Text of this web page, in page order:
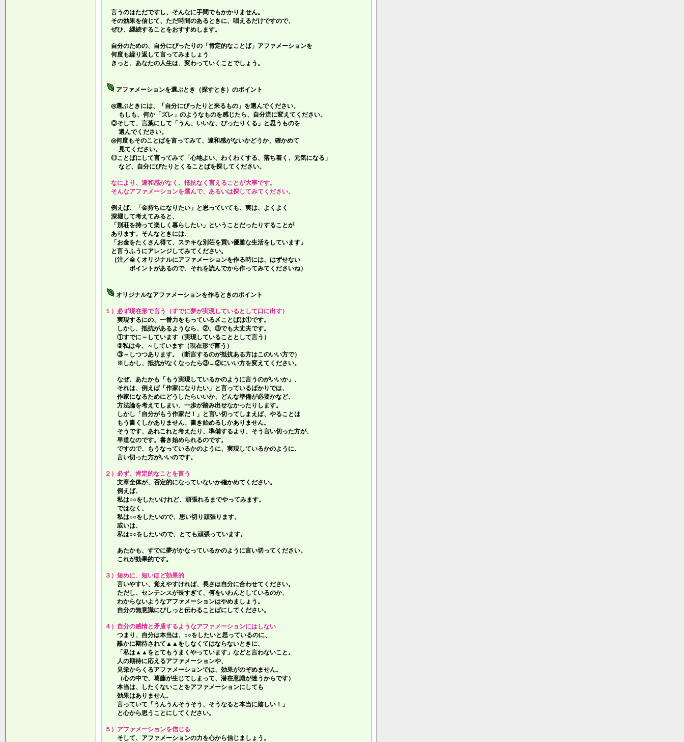
言うのはただですし、そんなに手間でもかかりません。
その効果を信じて、ただ時間のあるときに、唱えるだけですので、
ぜひ、継続することをおすすめします。
自分のための、自分にぴったりの「肯定的なことば」アファメーションを
何度も繰り返して言ってみましょう
きっと、あなたの人生は、変わっていくことでしょう。
アファメーションを選ぶとき（探すとき）のポイント
◎選ぶときには、「自分にぴったりと来るもの」を選んでください。
もしも、何か「ズレ」のようなものを感じたら、自分流に変えてください。
◎そして、言葉にして「うん、いいな、ぴったりくる」と思うものを
選んでください。
◎何度もそのことばを言ってみて、違和感がないかどうか、確かめて
見てください。
◎ことばにして言ってみて「心地よい、わくわくする、落ち着く、元気になる」
など、自分にぴたりとくることばを探してください。
なにより、違和感がなく、抵抗なく言えることが大事です。
そんなアファメーションを選んで、あるいは探してみてください。
例えば、「金持ちになりたい」と思っていても、実は、よくよく
深堀して考えてみると、
「別荘を持って楽しく暮らしたい」ということだったりすることが
あります。そんなときには、
「お金をたくさん得て、ステキな別荘を買い優雅な生活をしています」
と言うふうにアレンジしてみてください。
（注／全くオリジナルにアファメーションを作る時には、はずせない
ポイントがあるので、それを読んでから作ってみてくださいね）
オリジナルなアファメーションを作るときのポイント
１）必ず現在形で言う（すでに夢が実現しているとして口に出す）
実現するにの、一番力をもっている〆ことばは①です。
しかし、抵抗があるようなら、②、③でも大丈夫です。
①すでに～しています（実現していることとして言う）
②私は今、～しています（現在形で言う）
③～しつつあります。（断言するのが抵抗ある方はこのいい方で）
※しかし、抵抗がなくなったら③→②にいい方を変えてください。
なぜ、あたかも「もう実現しているかのように言うのがいいか」、
それは、例えば「作家になりたい」と言っているばかりでは、
作家になるためにどうしたらいいか、どんな準備が必要かなど、
方法論を考えてしまい、一歩が踏み出せなかったりします。
しかし「自分がもう作家だ！」と言い切ってしまえば、やることは
もう書くしかありません。書き始めるしかありません。
そうです、あれこれと考えたり、準備するより、そう言い切った方が、
早道なのです。書き始められるのです。
ですので、もうなっているかのように、実現しているかのように、
言い切った方がいいのです。
２）必ず、肯定的なことを言う
文章全体が、否定的になっていないか確かめてください。
例えば、
私は○○をしたいけれど、頑張れるまでやってみます。
ではなく、
私は○○をしたいので、思い切り頑張ります。
或いは、
私は○○をしたいので、とても頑張っています。
あたかも、すでに夢がかなっているかのように言い切ってください。
これが効果的です。
３）短めに、短いほど効果的
言いやすい、覚えやすければ、長さは自分に合わせてください。
ただし、センテンスが長すぎて、何をいわんとしているのか、
わからないようなアファメーションはやめましょう。
自分の無意識にぴしっと伝わることばにしてください。
４）自分の感情と矛盾するようなアファメーションにはしない
つまり、自分は本当は、○○をしたいと思っているのに、
誰かに期待されて▲▲をしなくてはならないときに、
「私は▲▲をとてもうまくやっています」などと言わないこと。
人の期待に応えるアファメーションや、
見栄からくるアファメーションでは、効果がのぞめません。
（心の中で、葛藤が生じてしまって、潜在意識が迷うからです）
本当は、したくないことをアファメーションにしても
効果はありません。
言っていて 「うんうんそうそう、そうなると本当に嬉しい！」
と心から思うことにしてください。
５）アファメーションを信じる
そして、アファメーションの力を心から信じましょう。